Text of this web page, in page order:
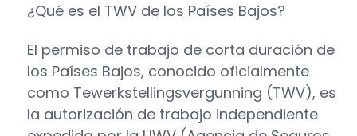
¿Qué es el TWV de los Países Bajos?
El permiso de trabajo de corta duración de
los Países Bajos, conocido oficialmente
como Tewerkstellingsvergunning (TWV), es
la autorización de trabajo independiente